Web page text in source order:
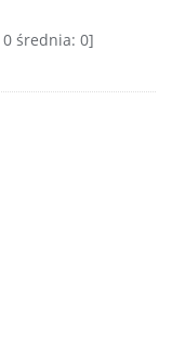
0średnia: 0]